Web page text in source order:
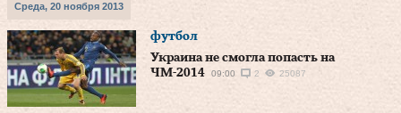
Среда, 20 ноября 2013
футбол
Украина не смогла попасть на
ЧМ-2014
09:00 2 25087